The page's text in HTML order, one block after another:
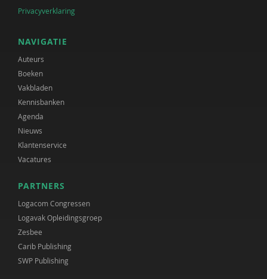
Privacyverklaring
NAVIGATIE
Auteurs
Boeken
Vakbladen
Kennisbanken
Agenda
Nieuws
Klantenservice
Vacatures
PARTNERS
Logacom Congressen
Logavak Opleidingsgroep
Zesbee
Carib Publishing
SWP Publishing